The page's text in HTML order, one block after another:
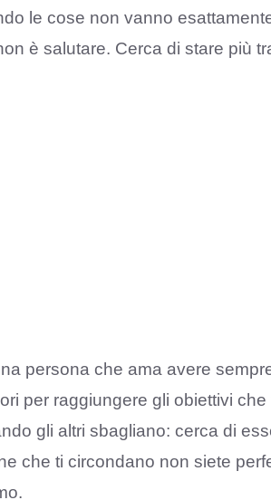
le cose non vanno
è salutare. Cerca di stare più
persona che ama avere
per raggiungere gli obiettivi
gli altri sbagliano: cerca di
che ti circondano non siete